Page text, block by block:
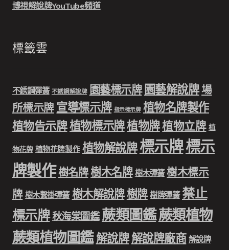
博視解說牌YouTube頻道
標籤雲
不銹鋼彈簧 不銹鋼解說牌 園藝標示牌 園藝解說牌場
所標示牌 宣導標示牌 指示標示牌 植物名牌製作
植物告示牌植物標示牌植物牌植物立牌 植
物花牌 植物花牌製作 植物解說牌 標示牌標示
牌製作樹名牌樹木名牌 樹木彈簧 樹木標示
牌 樹木繫掛彈簧 樹木解說牌樹牌 樹牌彈簧 禁止
標示牌 秋海棠圖鑑 蕨類圖鑑蕨類植物
蕨類植物圖鑑解說牌解說牌廠商 解說牌